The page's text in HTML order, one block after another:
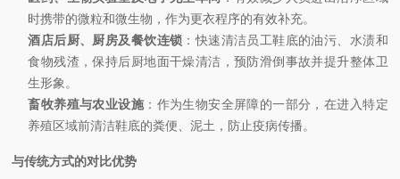
时携带的微粒和微生物，作为更衣程序的有效补充。
酒店后厨、厨房及餐饮连锁 ：快速清洁员工鞋底的油污、水渍和
食物残渣，保持后厨地面干燥清洁，预防滑倒事故并提升整体卫
生形象。
畜牧养殖与农业设施 ：作为生物安全屏障的一部分，在进入特定
养殖区域前清洁鞋底的粪便、泥土，防止疫病传播。
与传统方式的对比优势